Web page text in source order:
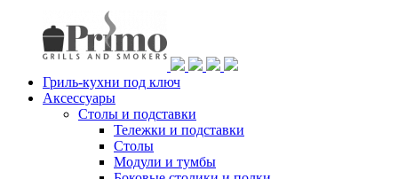
Гриль-кухни под ключ
Аксессуары
Столы и подставки
Тележки и подставки
Столы
Модули и тумбы